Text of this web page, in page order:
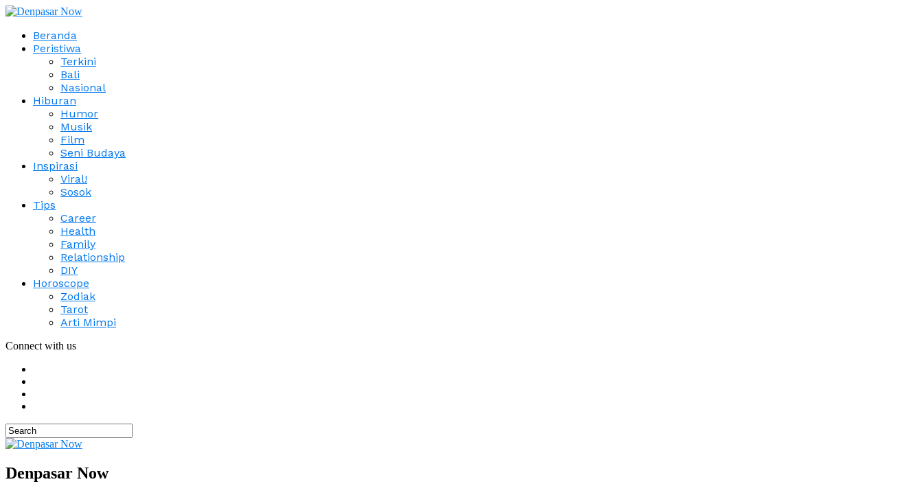
Beranda
Peristiwa
Terkini
Bali
Nasional
Hiburan
Humor
Musik
Film
Seni Budaya
Inspirasi
Viral!
Sosok
Tips
Career
Health
Family
Relationship
DIY
Horoscope
Zodiak
Tarot
Arti Mimpi
Connect with us
Denpasar Now